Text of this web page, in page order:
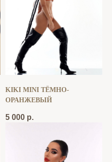
KIKI MINI ТЁМНО-
ОРАНЖЕВЫЙ
5 000 р.